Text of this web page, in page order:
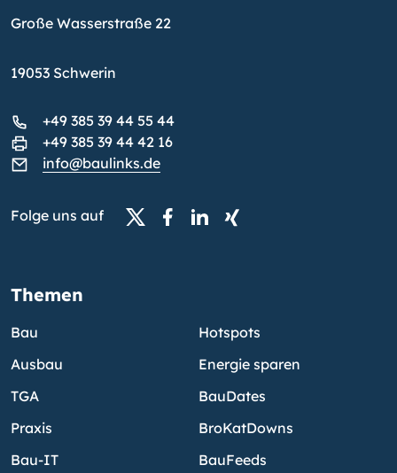
Große Wasserstraße 22
19053 Schwerin
+49 385 39 44 55 44
+49 385 39 44 42 16
info@baulinks.de
Folge uns auf
Themen
Bau
Ausbau
TGA
Praxis
Bau-IT
Hotspots
Energie sparen
BauDates
BroKatDowns
BauFeeds